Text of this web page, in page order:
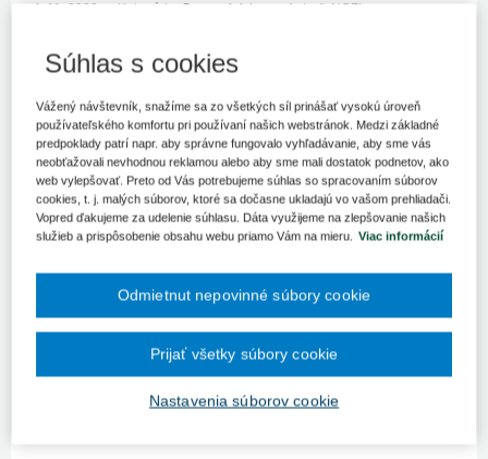
4. 11. 2022 Kategória: Spravodajstvo Autor/i: NCZI
Národné centrum zdravotníckych informácií (NCZI) finišuje so
zriadením nového bezpečnostného centra. Nové operačné
zdravotníctva. Ide o ďalší veľký projekt NCZI po spustení
úspešnej „ePN“ v spolupráci so Sociálnou poisťovňou.
Počet kybernetických útokov rastie, zvýšený počet
zaznamenávame najmä od útoku Ruska na Ukrajinu. Kyberútoky
ohrozujú nielen súkromné spoločnosti, ale aj kritickú infraštruktúru
štátu, vrátane citlivých dát občanov. Napríklad pri výpadku
nielen zdravotnícke dáta, ale aj životy občanov. Na zvýšenie ich
ochrany preto NCZI rozbehlo projekt nového kybercentra.
„Nové operačné centrum bude využívať moderné systémy s
využitím pokročilých metód odhaľovania kybernetických hrozieb.
Pri zachovaní vysokej náročnosti projektu sa nám podarilo
zrevidovať pôvodne nastavené požiadavky a ušetriť vyše 900-tisíc
Súhlas s cookies
Vážený návštevník, snažíme sa zo všetkých síl prinášať vysokú úroveň
používateľského komfortu pri používaní našich webstránok. Medzi základné
predpoklady patrí napr. aby správne fungovalo vyhľadávanie, aby sme vás
neobťažovali nevhodnou reklamou alebo aby sme mali dostatok podnetov, ako
web vylepšovať. Preto od Vás potrebujeme súhlas so spracovaním súborov
cookies, t. j. malých súborov, ktoré sa dočasne ukladajú vo vašom prehliadači.
Vopred ďakujeme za udelenie súhlasu. Dáta využijeme na zlepšovanie našich
služieb a prispôsobenie obsahu webu priamo Vám na mieru.
Viac informácií
Nastavenia súborov cookie
Odmietnut nepovinné súbory cookie
Prijať všetky súbory cookie